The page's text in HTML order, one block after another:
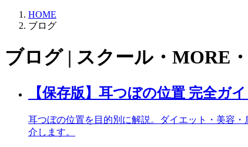
HOME
ブログ
ブログ | スクール・MORE
【保存版】耳つぼの位置 完全ガ
耳つぼの位置を目的別に解説。ダイエット・美容
介します。